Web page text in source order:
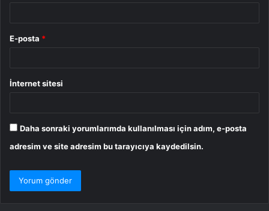
E-posta *
İnternet sitesi
Daha sonraki yorumlarımda kullanılması için adım, e-posta
adresim ve site adresim bu tarayıcıya kaydedilsin.